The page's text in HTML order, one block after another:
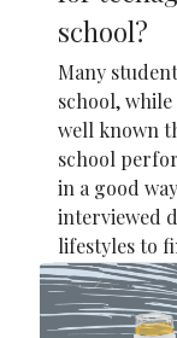
school?
Many
school,
well known
school
in a good
interviewed
lifestyles to